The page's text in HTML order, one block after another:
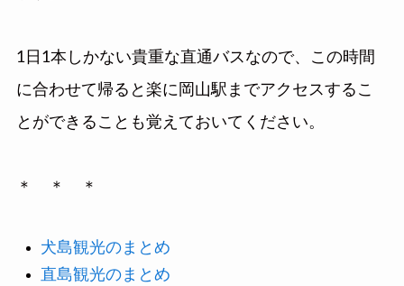
1日1本しかない貴重な直通バスなので、この時間
に合わせて帰ると楽に岡山駅までアクセスするこ
とができることも覚えておいてください。
＊ ＊ ＊
犬島観光のまとめ
直島観光のまとめ